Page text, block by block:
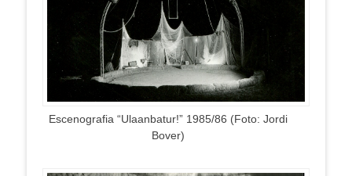
Escenografia “Ulaanbatur!” 1985/86 (Foto: Jordi
Bover)